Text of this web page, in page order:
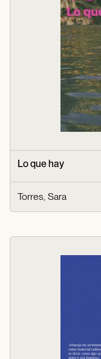
Lo que hay
Torres, Sara